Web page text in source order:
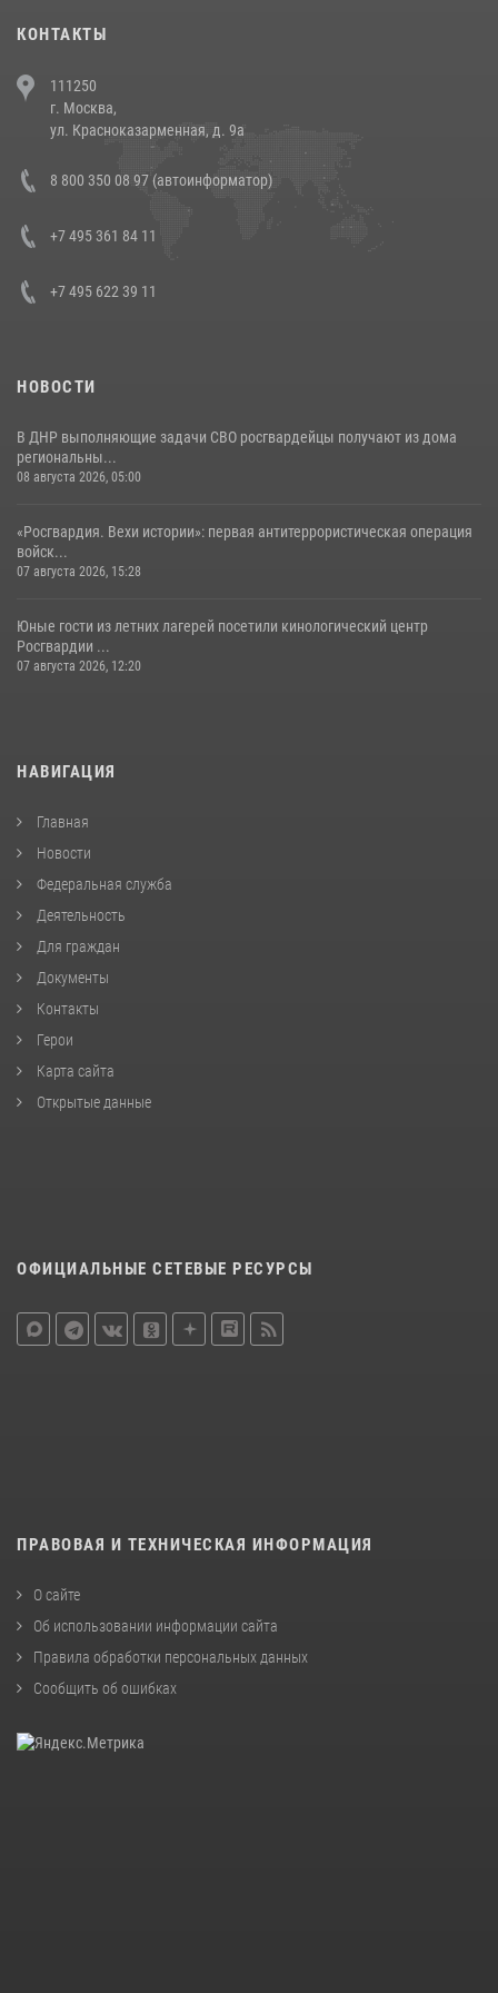
напавших на бригаду скорой помощи (видео)
14 июля 2026, 12:20
В Росгвардии прошла военно-научная конференция по обобщению
боевого опыта
КОНТАКТЫ
111250
г. Москва,
ул. Красноказарменная, д. 9а
8 800 350 08 97 (автоинформатор)
+7 495 361 84 11
+7 495 622 39 11
НОВОСТИ
В ДНР выполняющие задачи СВО росгвардейцы получают из дома
региональны...
08 августа 2026, 05:00
«Росгвардия. Вехи истории»: первая антитеррористическая операция
войск...
07 августа 2026, 15:28
Юные гости из летних лагерей посетили кинологический центр
Росгвардии ...
07 августа 2026, 12:20
НАВИГАЦИЯ
Главная
Новости
Федеральная служба
Деятельность
Для граждан
Документы
Контакты
Герои
Карта сайта
Открытые данные
ОФИЦИАЛЬНЫЕ СЕТЕВЫЕ РЕСУРСЫ
ПРАВОВАЯ И ТЕХНИЧЕСКАЯ ИНФОРМАЦИЯ
О сайте
Об использовании информации сайта
Правила обработки персональных данных
Сообщить об ошибках